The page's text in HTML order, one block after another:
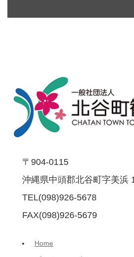
〒904-0115
沖縄県中頭郡北谷町字美浜
TEL(098)926-5678
FAX(098)926-5679
Home